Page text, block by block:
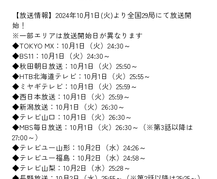
【放送情報】2024年10月1日(火)より全国29局にて放送開
始！
※一部エリアは放送開始日が異なります
◆TOKYO MX：10月1日（火）24:30～
◆BS11：10月1日（火）24:30～
◆秋田朝日放送：10月1日（火）25:50～
◆HTB北海道テレビ：10月1日（火）25:55～
◆ミヤギテレビ：10月1日（火）25:59～
◆西日本放送：10月1日（火）25:59～
◆新潟放送：10月1日（火）26:30～
◆テレビ山口：10月1日（火）26:30～
◆MBS毎日放送：10月1日（火）26:30～（※第3話以降は
27:00～）
◆テレビユー山形：10月2日（水）24:26～
◆テレビユー福島：10月2日（水）24:58～
◆テレビ山梨：10月2日（水）25:28～